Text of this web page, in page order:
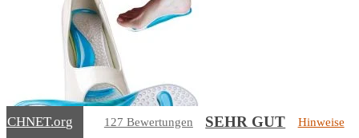
.org 127 Bewertungen SEHR GUT Hinweise